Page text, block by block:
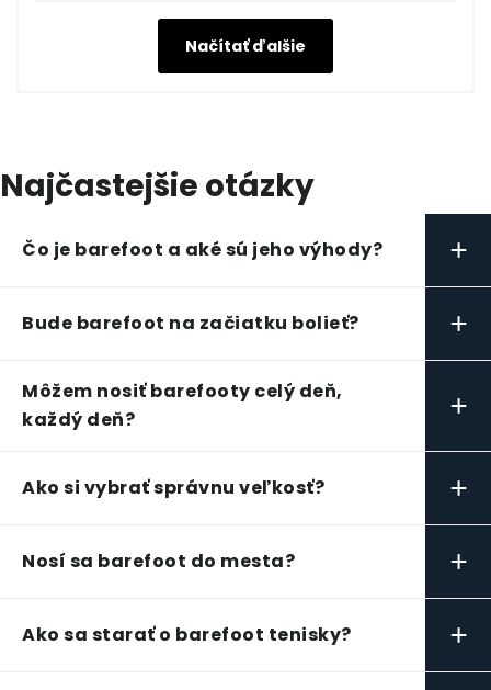
Načítať ďalšie
Najčastejšie otázky
Čo je barefoot a aké sú jeho výhody? +
Bude barefoot na začiatku bolieť? +
Môžem nosiť barefooty celý deň,
každý deň?
+
Ako si vybrať správnu veľkosť? +
Nosí sa barefoot do mesta? +
Ako sa starať o barefoot tenisky? +